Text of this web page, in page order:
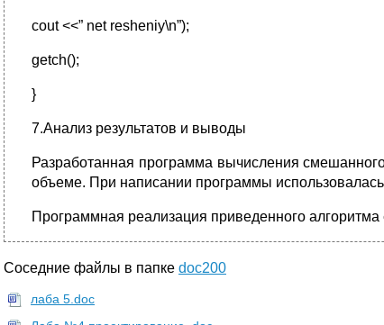
cout <<” net resheniy\n”);
getch();
}
7.Анализ результатов и выводы
Разработанная программа вычисления
объеме. При написании программы
Программная реализация приведенного алгоритма
Соседние файлы в папке doc200
лаба 5.doc